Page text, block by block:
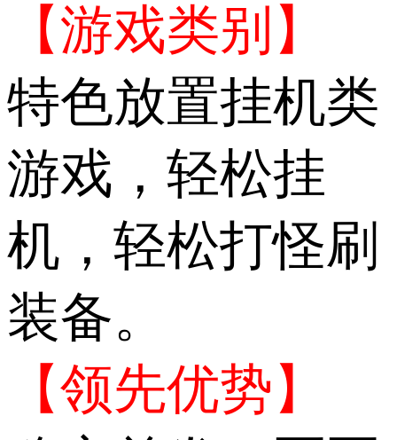
【游戏类别】
特色放置挂机类
游戏，轻松挂
机，轻松打怪刷
装备。
【领先优势】